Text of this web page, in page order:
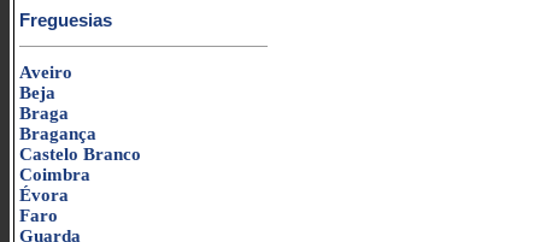
Freguesias
Aveiro
Beja
Braga
Bragança
Castelo Branco
Coimbra
Évora
Faro
Guarda